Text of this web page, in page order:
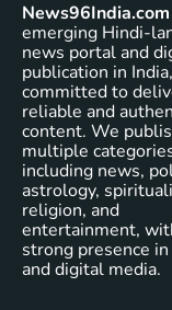
News96India.com
emerging Hindi-
news portal and
publication in India,
committed to
reliable and
content. We
multiple
including news,
astrology,
religion, and
entertainment,
strong presence
and digital media.